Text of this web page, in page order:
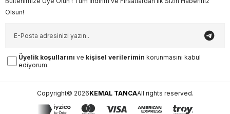
Olsun!
Üyelik koşullarını ve kişisel verilerimin korunmasını kabul
ediyorum.
Copyright© 2026KEMAL TANCAAll rights reserved.